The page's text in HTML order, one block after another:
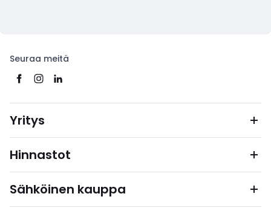
Seuraa meitä
Yritys
Hinnastot
Sähköinen kauppa